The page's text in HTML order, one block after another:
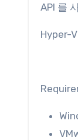
API 를
Hyper-